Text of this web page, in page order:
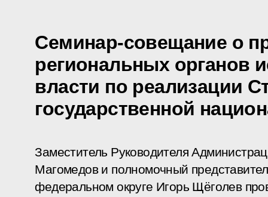
Семинар-совещание о
региональных органов
власти по реализации
государственной
Заместитель Руководителя
Магомедов и полномочный
федеральном округе Игорь Щёголев